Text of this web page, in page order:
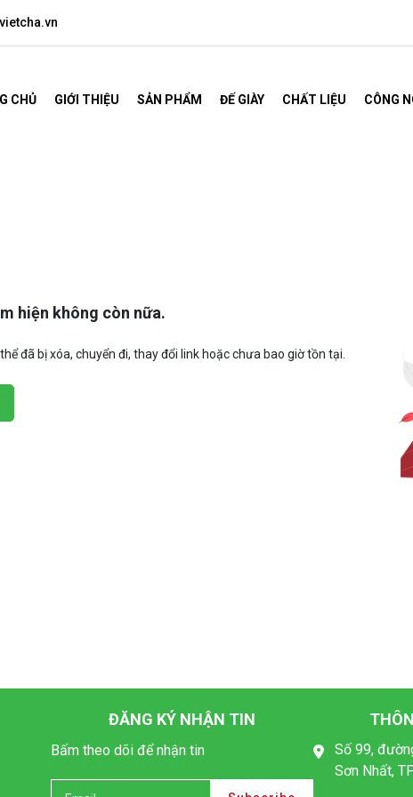
CHỦ GIỚI THIỆU SẢN PHẨM ĐẾ GIÀY CHẤT LIỆU CÔNG
hiện không còn nữa.
đã bị xóa, chuyển đi, thay đổi link hoặc chưa bao giờ tồn tại.
ĐĂNG KÝ NHẬN TIN
Bấm theo dõi để nhận tin
Số 99,
Sơn Nhất,